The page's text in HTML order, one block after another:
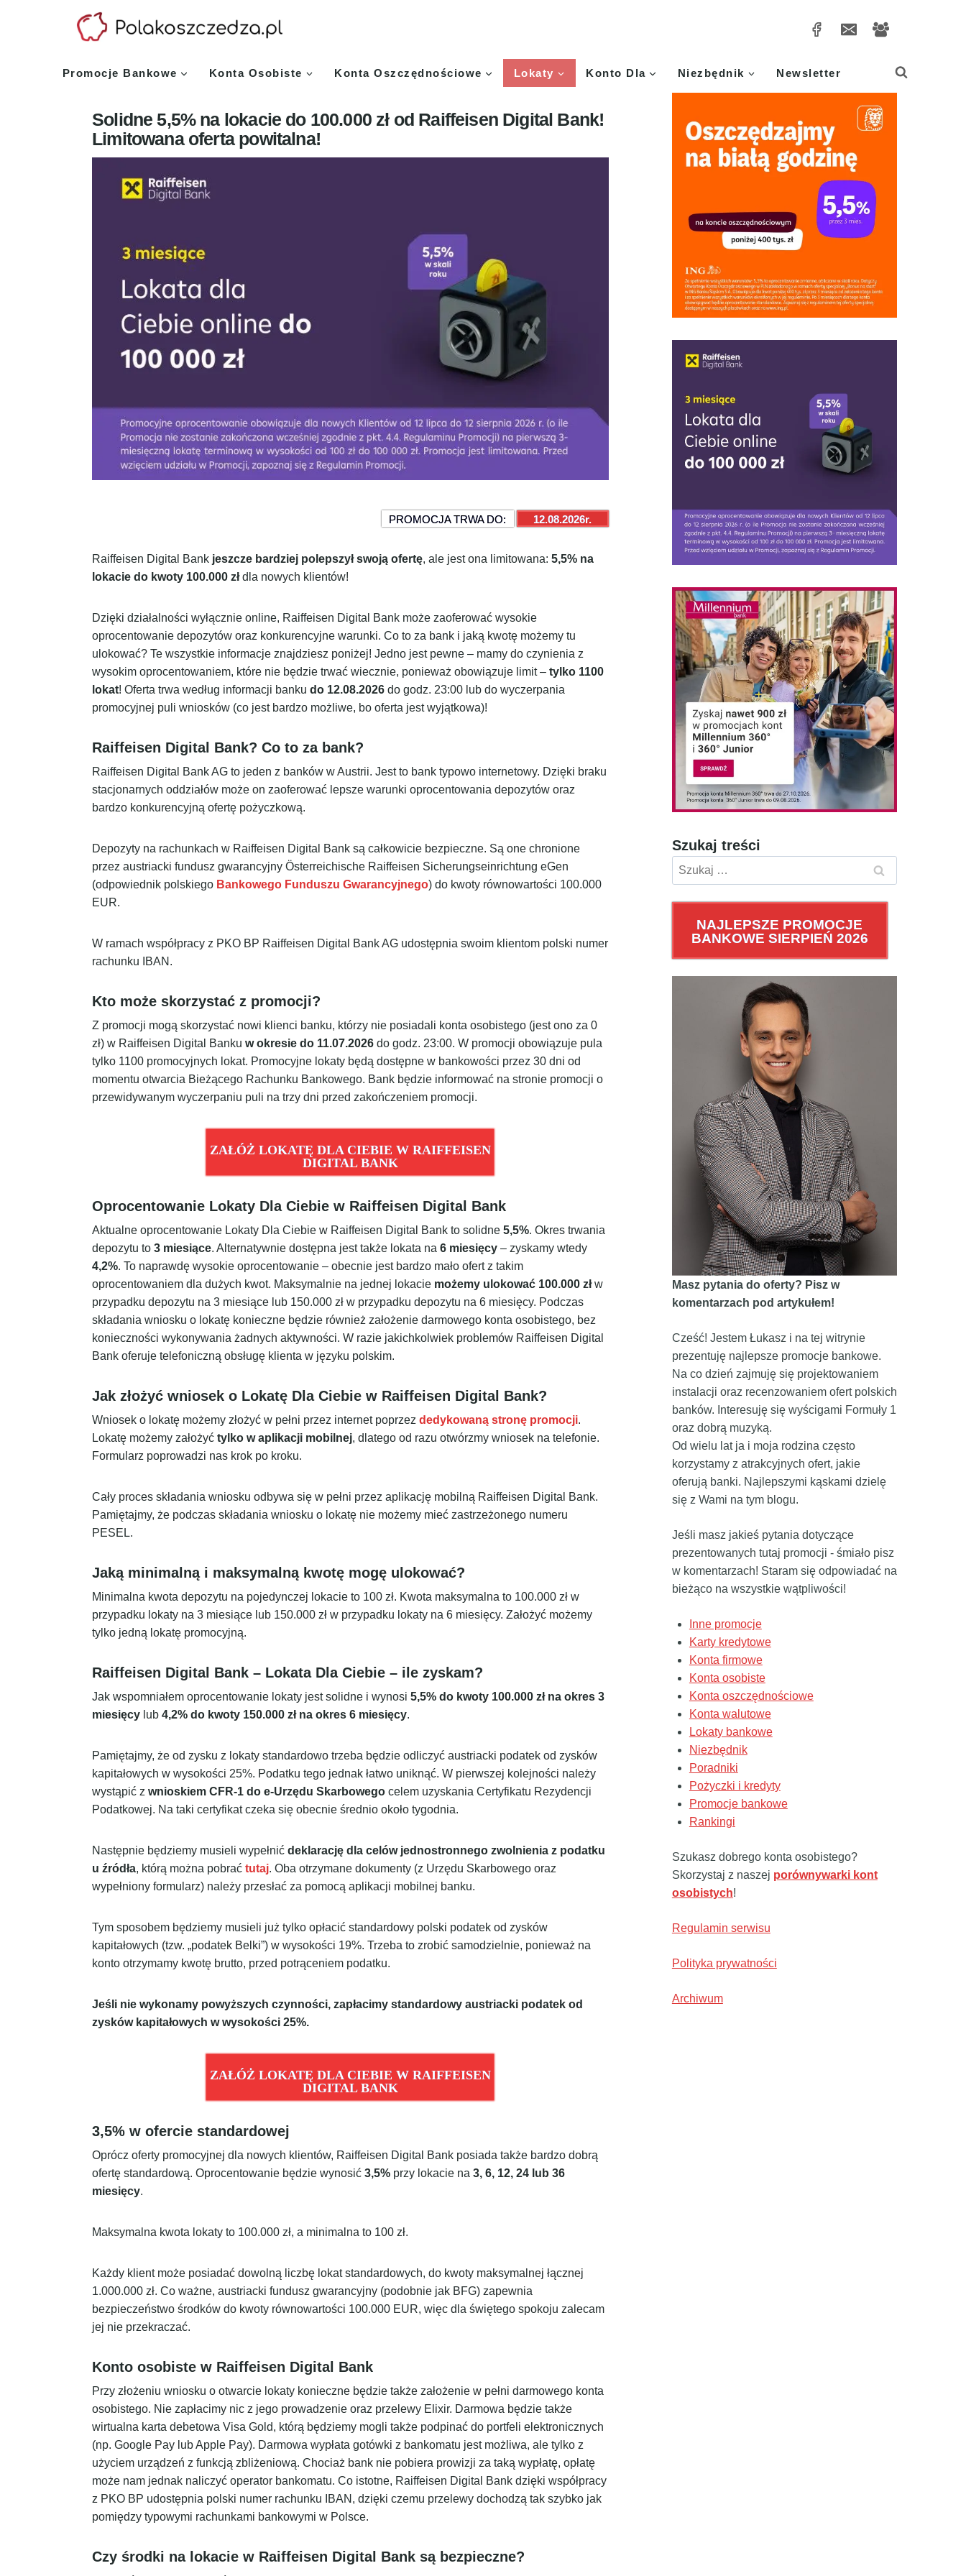
Promocje Bankowe Konta Osobiste Konta Oszczędnościowe Lokaty Konto Dla Niezbędnik Newsletter
Solidne 5,5% na lokacie do 100.000 zł od Raiffeisen Digital Bank!
Limitowana oferta powitalna!
PROMOCJA TRWA DO: 12.08.2026r.
Raiffeisen Digital Bank jeszcze bardziej polepszył swoją ofertę, ale jest ona limitowana: 5,5% na
lokacie do kwoty 100.000 złdla nowych klientów!
Dzięki działalności wyłącznie online, Raiffeisen Digital Bank może zaoferować wysokie
oprocentowanie depozytów oraz konkurencyjne warunki. Co to za bank i jaką kwotę możemy tu
ulokować? Te wszystkie informacje znajdziesz poniżej! Jedno jest pewne – mamy do czynienia z
wysokim oprocentowaniem, które nie będzie trwać wiecznie, ponieważ obowiązuje limit – tylko 1100
lokat! Oferta trwa według informacji banku do 12.08.2026 do godz. 23:00 lub do wyczerpania
promocyjnej puli wniosków (co jest bardzo możliwe, bo oferta jest wyjątkowa)!
Raiffeisen Digital Bank? Co to za bank?
Raiffeisen Digital Bank AG to jeden z banków w Austrii. Jest to bank typowo internetowy. Dzięki braku
stacjonarnych oddziałów może on zaoferować lepsze warunki oprocentowania depozytów oraz
bardzo konkurencyjną ofertę pożyczkową.
Depozyty na rachunkach w Raiffeisen Digital Bank są całkowicie bezpieczne. Są one chronione
przez austriacki fundusz gwarancyjny Österreichische Raiffeisen Sicherungseinrichtung eGen
(odpowiednik polskiego Bankowego Funduszu Gwarancyjnego) do kwoty równowartości 100.000
EUR.
W ramach współpracy z PKO BP Raiffeisen Digital Bank AG udostępnia swoim klientom polski numer
rachunku IBAN.
Kto może skorzystać z promocji?
Z promocji mogą skorzystać nowi klienci banku, którzy nie posiadali konta osobistego (jest ono za 0
zł) w Raiffeisen Digital Banku w okresie do 11.07.2026 do godz. 23:00. W promocji obowiązuje pula
tylko 1100 promocyjnych lokat. Promocyjne lokaty będą dostępne w bankowości przez 30 dni od
momentu otwarcia Bieżącego Rachunku Bankowego. Bank będzie informować na stronie promocji o
przewidywanym wyczerpaniu puli na trzy dni przed zakończeniem promocji.
ZAŁÓŻ LOKATĘ DLA CIEBIE W RAIFFEISEN
DIGITAL BANK
Oprocentowanie Lokaty Dla Ciebie w Raiffeisen Digital Bank
Aktualne oprocentowanie Lokaty Dla Ciebie w Raiffeisen Digital Bank to solidne 5,5%. Okres trwania
depozytu to 3 miesiące. Alternatywnie dostępna jest także lokata na 6 miesięcy – zyskamy wtedy
4,2%. To naprawdę wysokie oprocentowanie – obecnie jest bardzo mało ofert z takim
oprocentowaniem dla dużych kwot. Maksymalnie na jednej lokacie możemy ulokować 100.000 złw
przypadku depozytu na 3 miesiące lub 150.000 zł w przypadku depozytu na 6 miesięcy. Podczas
składania wniosku o lokatę konieczne będzie również założenie darmowego konta osobistego, bez
konieczności wykonywania żadnych aktywności. W razie jakichkolwiek problemów Raiffeisen Digital
Bank oferuje telefoniczną obsługę klienta w języku polskim.
Jak złożyć wniosek o Lokatę Dla Ciebie w Raiffeisen Digital Bank?
Wniosek o lokatę możemy złożyć w pełni przez internet poprzez dedykowaną stronę promocji.
Lokatę możemy założyć tylko w aplikacji mobilnej, dlatego od razu otwórzmy wniosek na telefonie.
Formularz poprowadzi nas krok po kroku.
Cały proces składania wniosku odbywa się w pełni przez aplikację mobilną Raiffeisen Digital Bank.
Pamiętajmy, że podczas składania wniosku o lokatę nie możemy mieć zastrzeżonego numeru
PESEL.
Jaką minimalną i maksymalną kwotę mogę ulokować?
Minimalna kwota depozytu na pojedynczej lokacie to 100 zł. Kwota maksymalna to 100.000 zł w
przypadku lokaty na 3 miesiące lub 150.000 zł w przypadku lokaty na 6 miesięcy. Założyć możemy
tylko jedną lokatę promocyjną.
Raiffeisen Digital Bank – Lokata Dla Ciebie – ile zyskam?
Jak wspomniałem oprocentowanie lokaty jest solidne i wynosi 5,5% do kwoty 100.000 zł na okres 3
miesięcy lub 4,2% do kwoty 150.000 zł na okres 6 miesięcy.
Pamiętajmy, że od zysku z lokaty standardowo trzeba będzie odliczyć austriacki podatek od zysków
kapitałowych w wysokości 25%. Podatku tego jednak łatwo uniknąć. W pierwszej kolejności należy
wystąpić z wnioskiem CFR-1 do e-Urzędu Skarbowego celem uzyskania Certyfikatu Rezydencji
Podatkowej. Na taki certyfikat czeka się obecnie średnio około tygodnia.
Następnie będziemy musieli wypełnić deklarację dla celów jednostronnego zwolnienia z podatku
u źródła, którą można pobrać tutaj. Oba otrzymane dokumenty (z Urzędu Skarbowego oraz
wypełniony formularz) należy przesłać za pomocą aplikacji mobilnej banku.
Tym sposobem będziemy musieli już tylko opłacić standardowy polski podatek od zysków
kapitałowych (tzw. „podatek Belki”) w wysokości 19%. Trzeba to zrobić samodzielnie, ponieważ na
konto otrzymamy kwotę brutto, przed potrąceniem podatku.
Jeśli nie wykonamy powyższych czynności, zapłacimy standardowy austriacki podatek od
zysków kapitałowych w wysokości 25%.
ZAŁÓŻ LOKATĘ DLA CIEBIE W RAIFFEISEN
DIGITAL BANK
3,5% w ofercie standardowej
Oprócz oferty promocyjnej dla nowych klientów, Raiffeisen Digital Bank posiada także bardzo dobrą
ofertę standardową. Oprocentowanie będzie wynosić 3,5% przy lokacie na 3, 6, 12, 24 lub 36
miesięcy.
Maksymalna kwota lokaty to 100.000 zł, a minimalna to 100 zł.
Każdy klient może posiadać dowolną liczbę lokat standardowych, do kwoty maksymalnej łącznej
1.000.000 zł. Co ważne, austriacki fundusz gwarancyjny (podobnie jak BFG) zapewnia
bezpieczeństwo środków do kwoty równowartości 100.000 EUR, więc dla świętego spokoju zalecam
jej nie przekraczać.
Konto osobiste w Raiffeisen Digital Bank
Przy złożeniu wniosku o otwarcie lokaty konieczne będzie także założenie w pełni darmowego konta
osobistego. Nie zapłacimy nic z jego prowadzenie oraz przelewy Elixir. Darmowa będzie także
wirtualna karta debetowa Visa Gold, którą będziemy mogli także podpinać do portfeli elektronicznych
(np. Google Pay lub Apple Pay). Darmowa wypłata gotówki z bankomatu jest możliwa, ale tylko z
użyciem urządzeń z funkcją zbliżeniową. Chociaż bank nie pobiera prowizji za taką wypłatę, opłatę
może nam jednak naliczyć operator bankomatu. Co istotne, Raiffeisen Digital Bank dzięki współpracy
z PKO BP udostępnia polski numer rachunku IBAN, dzięki czemu przelewy dochodzą tak szybko jak
pomiędzy typowymi rachunkami bankowymi w Polsce.
Czy środki na lokacie w Raiffeisen Digital Bank są bezpieczne?
Szukaj treści
Szukaj:
NAJLEPSZE PROMOCJE
BANKOWE SIERPIEŃ 2026
Masz pytania do oferty? Pisz w
komentarzach pod artykułem!
Cześć! Jestem Łukasz i na tej witrynie
prezentuję najlepsze promocje bankowe.
Na co dzień zajmuję się projektowaniem
instalacji oraz recenzowaniem ofert polskich
banków. Interesuję się wyścigami Formuły 1
oraz dobrą muzyką.
Od wielu lat ja i moja rodzina często
korzystamy z atrakcyjnych ofert, jakie
oferują banki. Najlepszymi kąskami dzielę
się z Wami na tym blogu.
Jeśli masz jakieś pytania dotyczące
prezentowanych tutaj promocji - śmiało pisz
w komentarzach! Staram się odpowiadać na
bieżąco na wszystkie wątpliwości!
Inne promocje
Karty kredytowe
Konta firmowe
Konta osobiste
Konta oszczędnościowe
Konta walutowe
Lokaty bankowe
Niezbędnik
Poradniki
Pożyczki i kredyty
Promocje bankowe
Rankingi
Szukasz dobrego konta osobistego?
Skorzystaj z naszej porównywarki kont
osobistych!
Regulamin serwisu
Polityka prywatności
Archiwum